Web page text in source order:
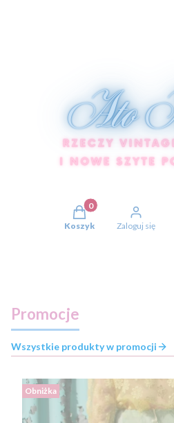
Produkty w koszyku:
Koszyk Zaloguj się
Promocje
Wszystkie produkty w promocji
Obniżka